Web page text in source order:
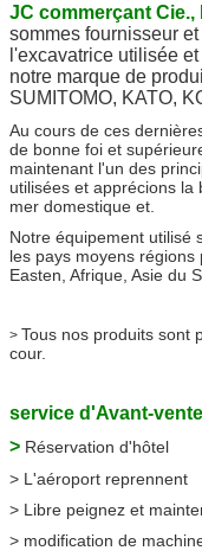
JC commerçant Cie.,
sommes fournisseur
l'excavatrice utilisée
notre marque de
SUMITOMO, KATO,
Au cours de ces
de bonne foi et
maintenant l'un des
utilisées et apprécions
mer domestique et.
Notre équipement utilisé
les pays moyens
Easten, Afrique, Asie du
> Tous nos produits sont
cour.
service d'Avant-
> Réservation d'hôtel
> L'aéroport reprennent
> Libre peignez et
> modification de